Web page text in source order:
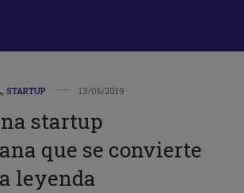
, STARTUP 13/06/2019
startup
que se convierte
leyenda